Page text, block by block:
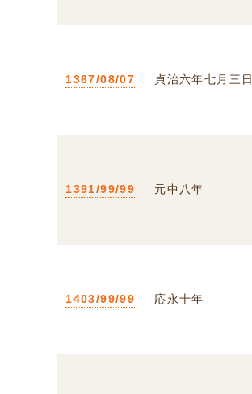
1367/08/07 貞治六年七月三日
1391/99/99 元中八年
1403/99/99 応永十年